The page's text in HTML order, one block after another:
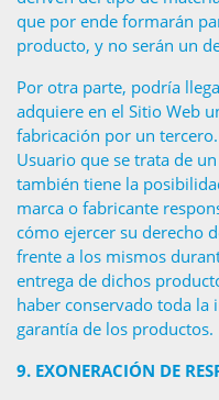
que por ende formarán
producto, y no serán un
Por otra parte, podría
adquiere en el Sitio Web
fabricación por un
Usuario que se trata de
también tiene la
marca o fabricante
cómo ejercer su derecho
frente a los mismos
entrega de dichos
haber conservado toda
garantía de los productos.
9. EXONERACIÓN DE